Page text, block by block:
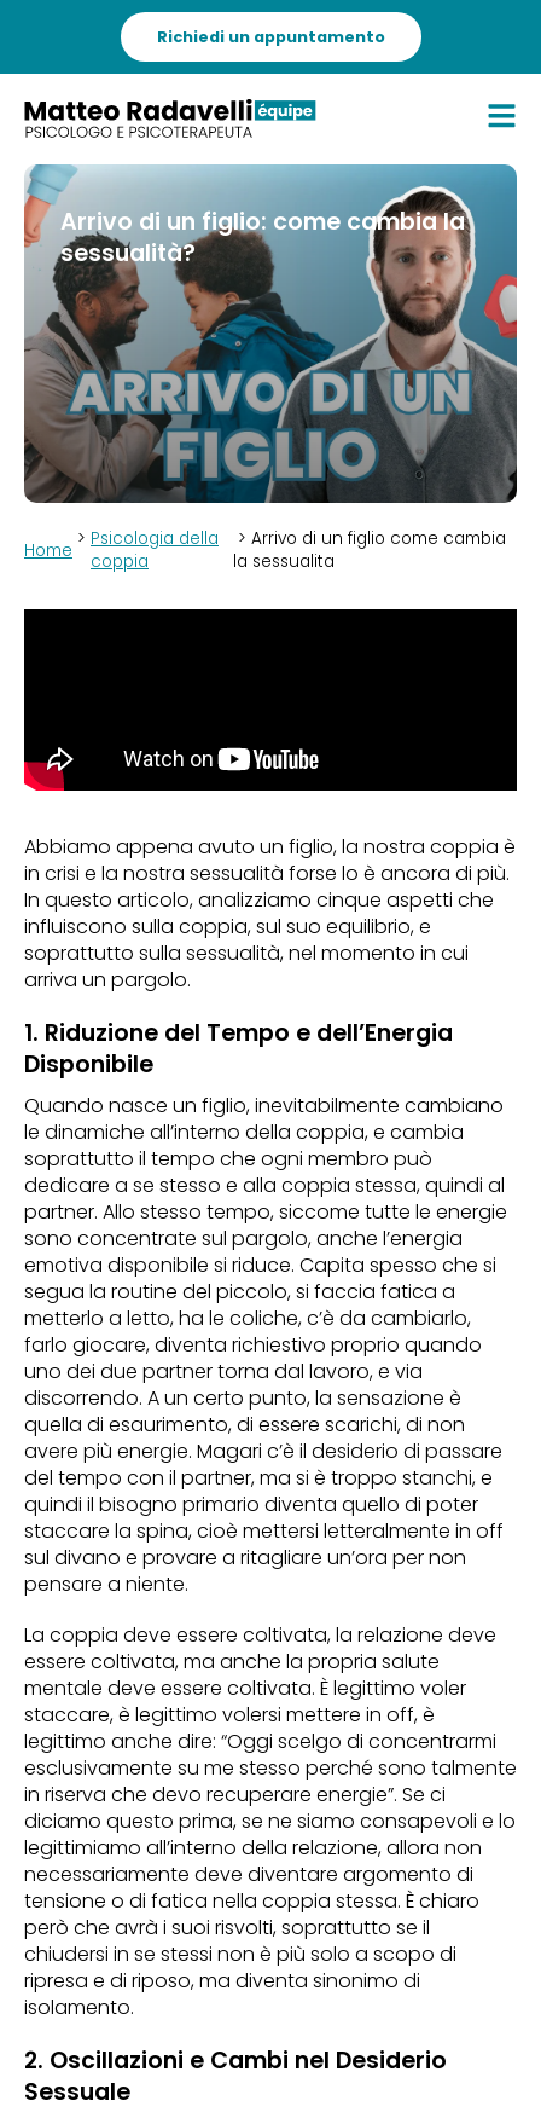
Richiedi un appuntamento
Arrivo di un figlio: come cambia la
sessualità?
Home > Psicologia della
coppia
> Arrivo di un figlio come cambia
la sessualita
Abbiamo appena avuto un figlio, la nostra coppia è
in crisi e la nostra sessualità forse lo è ancora di più.
In questo articolo, analizziamo cinque aspetti che
influiscono sulla coppia, sul suo equilibrio, e
soprattutto sulla sessualità, nel momento in cui
arriva un pargolo.
1. Riduzione del Tempo e dell’Energia
Disponibile
Quando nasce un figlio, inevitabilmente cambiano
le dinamiche all’interno della coppia, e cambia
soprattutto il tempo che ogni membro può
dedicare a se stesso e alla coppia stessa, quindi al
partner. Allo stesso tempo, siccome tutte le energie
sono concentrate sul pargolo, anche l’energia
emotiva disponibile si riduce. Capita spesso che si
segua la routine del piccolo, si faccia fatica a
metterlo a letto, ha le coliche, c’è da cambiarlo,
farlo giocare, diventa richiestivo proprio quando
uno dei due partner torna dal lavoro, e via
discorrendo. A un certo punto, la sensazione è
quella di esaurimento, di essere scarichi, di non
avere più energie. Magari c’è il desiderio di passare
del tempo con il partner, ma si è troppo stanchi, e
quindi il bisogno primario diventa quello di poter
staccare la spina, cioè mettersi letteralmente in off
sul divano e provare a ritagliare un’ora per non
pensare a niente.
La coppia deve essere coltivata, la relazione deve
essere coltivata, ma anche la propria salute
mentale deve essere coltivata. È legittimo voler
staccare, è legittimo volersi mettere in off, è
legittimo anche dire: “Oggi scelgo di concentrarmi
esclusivamente su me stesso perché sono talmente
in riserva che devo recuperare energie”. Se ci
diciamo questo prima, se ne siamo consapevoli e lo
legittimiamo all’interno della relazione, allora non
necessariamente deve diventare argomento di
tensione o di fatica nella coppia stessa. È chiaro
però che avrà i suoi risvolti, soprattutto se il
chiudersi in se stessi non è più solo a scopo di
ripresa e di riposo, ma diventa sinonimo di
isolamento.
2. Oscillazioni e Cambi nel Desiderio
Sessuale